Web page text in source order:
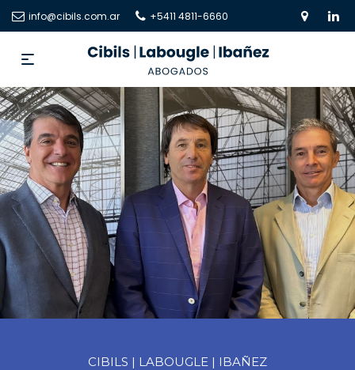
info@cibils.com.ar +5411 4811-6660
CIBILS | LABOUGLE | IBAÑEZ